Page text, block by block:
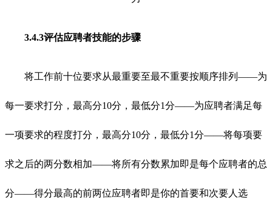
3.4.3评估应聘者技能的步骤
将工作前十位要求从最重要至最不重要按顺序排列——为
每一要求打分，最高分10分，最低分1分——为应聘者满足每
一项要求的程度打分，最高分10分，最低分1分——将每项要
求之后的两分数相加——将所有分数累加即是每个应聘者的总
分——得分最高的前两位应聘者即是你的首要和次要人选